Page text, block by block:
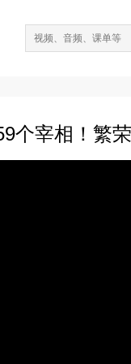
个宰相！繁